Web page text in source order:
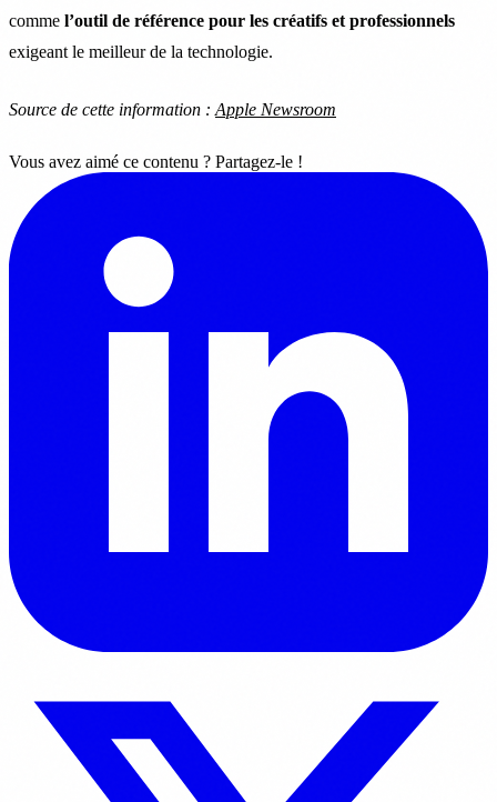
comme l’outil de référence pour les créatifs et professionnels
exigeant le meilleur de la technologie.
Source de cette information : Apple Newsroom
Vous avez aimé ce contenu ? Partagez-le !